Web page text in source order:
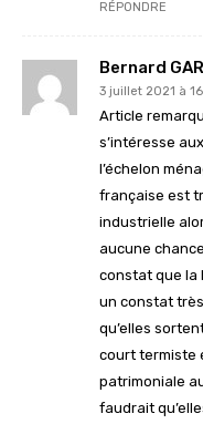
RÉPONDRE
Bernard
3 juillet 2021 à
Article
s’intéresse
l’échelon
française est
industrielle
aucune
constat que la
un constat
qu’elles
court termiste
patrimoniale
faudrait